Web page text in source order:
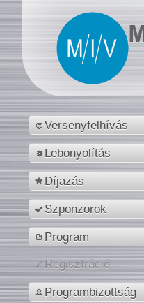
Versenyfelhívás
Lebonyolítás
Díjazás
Szponzorok
Program
Regisztráció
Programbizottság